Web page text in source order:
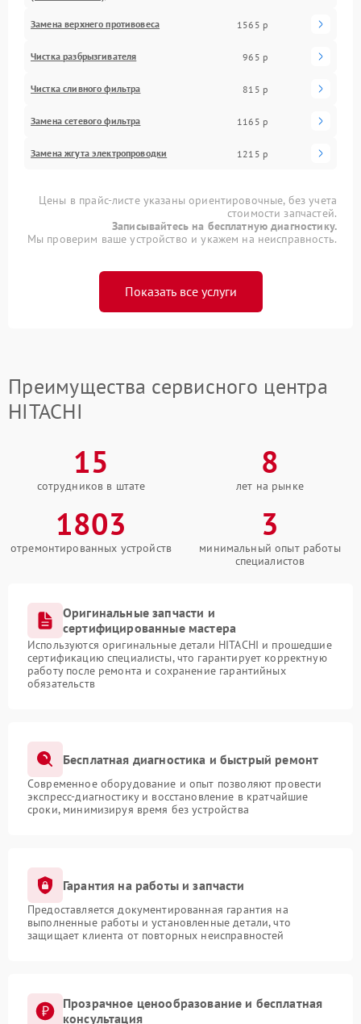
Замена верхнего противовеса 1565 р
Чистка разбрызгивателя 965 р
Чистка сливного фильтра 815 р
Замена сетевого фильтра 1165 р
Замена жгута электропроводки 1215 р
Цены в прайс-листе указаны ориентировочные, без учета
стоимости запчастей.
Записывайтесь на бесплатную диагностику.
Мы проверим ваше устройство и укажем на неисправность.
Показать все услуги
Преимущества сервисного центра
HITACHI
15
сотрудников в штате
8
лет на рынке
1803
отремонтированных устройств
3
минимальный опыт работы
специалистов
Оригинальные запчасти и
сертифицированные мастера
Используются оригинальные детали HITACHI и прошедшие
сертификацию специалисты, что гарантирует корректную
работу после ремонта и сохранение гарантийных
обязательств
Бесплатная диагностика и быстрый ремонт
Современное оборудование и опыт позволяют провести
экспресс-диагностику и восстановление в кратчайшие
сроки, минимизируя время без устройства
Гарантия на работы и запчасти
Предоставляется документированная гарантия на
выполненные работы и установленные детали, что
защищает клиента от повторных неисправностей
Прозрачное ценообразование и бесплатная
консультация